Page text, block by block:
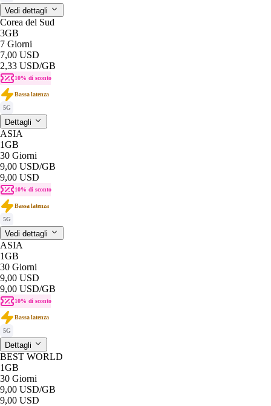
Vedi dettagli
Corea del Sud
3GB
7 Giorni
7,00 USD
2,33 USD/GB
10% di sconto
Bassa latenza
5G
Dettagli
ASIA
1GB
30 Giorni
9,00 USD/GB
9,00 USD
10% di sconto
Bassa latenza
5G
Vedi dettagli
ASIA
1GB
30 Giorni
9,00 USD
9,00 USD/GB
10% di sconto
Bassa latenza
5G
Dettagli
BEST WORLD
1GB
30 Giorni
9,00 USD/GB
9,00 USD